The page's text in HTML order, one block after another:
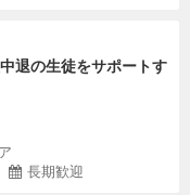
退の生徒をサポートす
長期歓迎